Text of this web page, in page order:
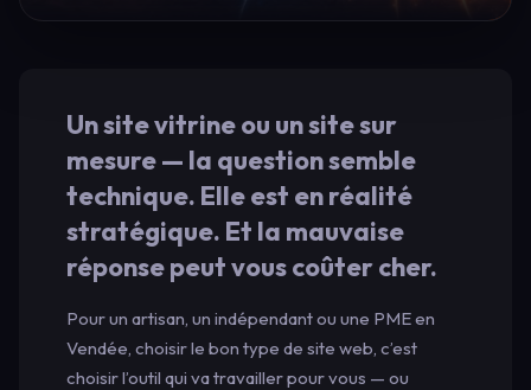
Un site vitrine ou un site sur
mesure — la question semble
technique. Elle est en réalité
stratégique. Et la mauvaise
réponse peut vous coûter cher.
Pour un artisan, un indépendant ou une PME en
Vendée, choisir le bon type de site web, c’est
choisir l’outil qui va travailler pour vous — ou